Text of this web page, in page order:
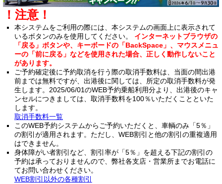
！注意！
本システムをご利用の際には、本システムの画面上に表示されて
いるボタンのみを使用してください。 インターネットブラウザの
「戻る」ボタンや、キーボードの「BackSpace」、マウスメニュ
ーの「前に戻る」などを使用された場合、正しく動作しないこと
があります。
ご予約確定後に予約取消を行う際の取消手数料は、当面の間出港
前までは無料ですが、出港後に関しては、所定の取消手数料が発
生します。2025/06/01のWEB予約乗船利用分より、出港後のキャ
ンセルにつきましては、取消手数料を100％いただくことといた
します。
取消手数料一覧
このWEB予約システムからご予約いただくと、車輌のみ「5％」
の割引が適用されます。ただし、WEB割引と他の割引の重複適用
はできません。
身体障がい者割引など、割引率が「5％」を超える下記の割引の
予約は承っておりませんので、弊社各支店・営業所までお電話に
てお問い合わせください。
WEB割引以外の各種割引